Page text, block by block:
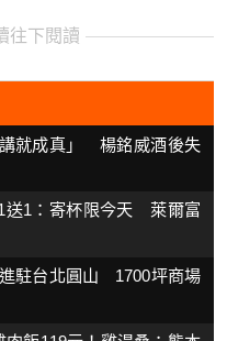
往下閱讀
就成真」 楊銘威酒後失
送1：寄杯限今天 萊爾富
駐台北圓山 1700坪商場